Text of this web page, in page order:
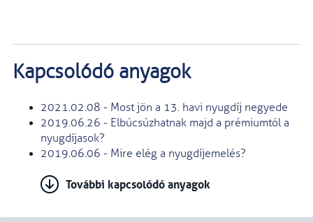
Kapcsolódó anyagok
2021.02.08 - Most jön a 13. havi nyugdíj negyede
2019.06.26 - Elbúcsúzhatnak majd a prémiumtól a
nyugdíjasok?
2019.06.06 - Mire elég a nyugdíjemelés?
További kapcsolódó anyagok